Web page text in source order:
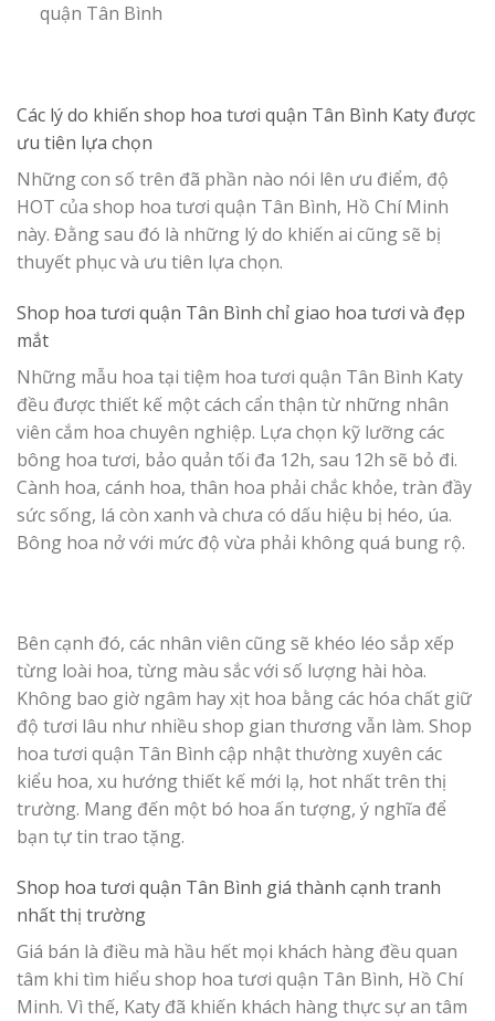
quận Tân Bình
Các lý do khiến shop hoa tươi quận Tân Bình Katy được
ưu tiên lựa chọn
Những con số trên đã phần nào nói lên ưu điểm, độ
HOT của shop hoa tươi quận Tân Bình, Hồ Chí Minh
này. Đằng sau đó là những lý do khiến ai cũng sẽ bị
thuyết phục và ưu tiên lựa chọn.
Shop hoa tươi quận Tân Bình chỉ giao hoa tươi và đẹp
mắt
Những mẫu hoa tại tiệm hoa tươi quận Tân Bình Katy
đều được thiết kế một cách cẩn thận từ những nhân
viên cắm hoa chuyên nghiệp. Lựa chọn kỹ lưỡng các
bông hoa tươi, bảo quản tối đa 12h, sau 12h sẽ bỏ đi.
Cành hoa, cánh hoa, thân hoa phải chắc khỏe, tràn đầy
sức sống, lá còn xanh và chưa có dấu hiệu bị héo, úa.
Bông hoa nở với mức độ vừa phải không quá bung rộ.
Bên cạnh đó, các nhân viên cũng sẽ khéo léo sắp xếp
từng loài hoa, từng màu sắc với số lượng hài hòa.
Không bao giờ ngâm hay xịt hoa bằng các hóa chất giữ
độ tươi lâu như nhiều shop gian thương vẫn làm. Shop
hoa tươi quận Tân Bình cập nhật thường xuyên các
kiểu hoa, xu hướng thiết kế mới lạ, hot nhất trên thị
trường. Mang đến một bó hoa ấn tượng, ý nghĩa để
bạn tự tin trao tặng.
Shop hoa tươi quận Tân Bình giá thành cạnh tranh
nhất thị trường
Giá bán là điều mà hầu hết mọi khách hàng đều quan
tâm khi tìm hiểu shop hoa tươi quận Tân Bình, Hồ Chí
Minh. Vì thế, Katy đã khiến khách hàng thực sự an tâm